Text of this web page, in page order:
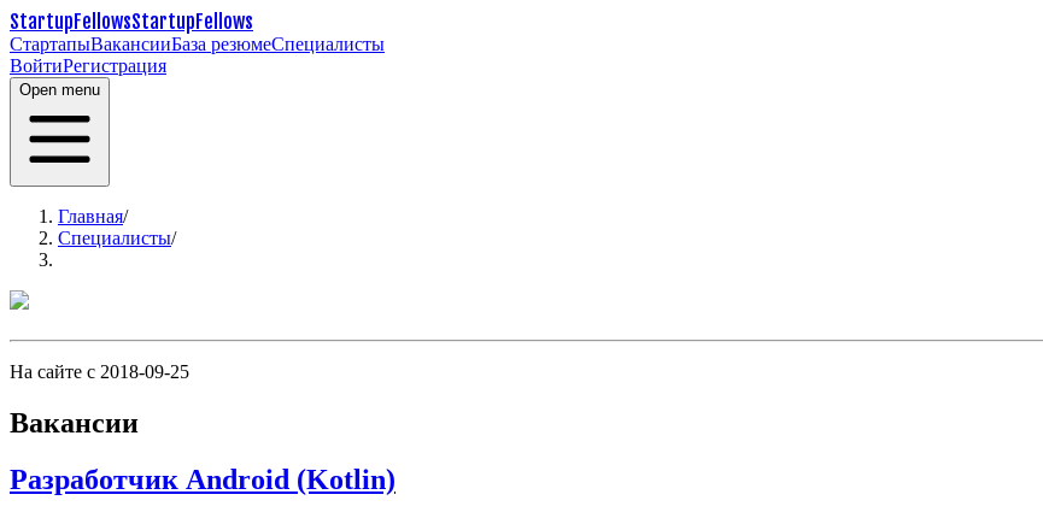
StartupFellowsStartupFellows
СтартапыВакансииБаза резюмеСпециалисты
ВойтиРегистрация
Open menu
Главная/
Специалисты/
На сайте с 2018-09-25
Вакансии
Разработчик Android (Kotlin)